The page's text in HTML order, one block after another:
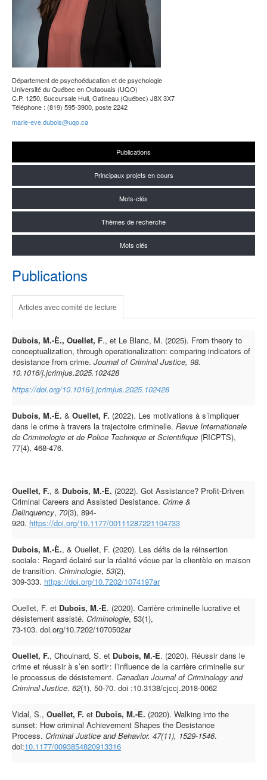
Département de psychoéducation et de psychologie
Université du Québec en Outaouais (UQO)
C.P. 1250, Succursale Hull, Gatineau (Québec) J8X 3X7
Téléphone : (819) 595-3900, poste 2242
marie-eve.dubois@uqo.ca
Publications
Principaux projets en cours
Mots-clés
Thèmes de recherche
Mots clés
Publications
Articles avec comité de lecture
Dubois, M.-È., Ouellet, F., et Le Blanc, M. (2025). From theory to
conceptualization, through operationalization: comparing indicators of
desistance from crime. Journal of Criminal Justice, 98.
10.1016/j.jcrimjus.2025.102428
https://doi.org/10.1016/j.jcrimjus.2025.102428
Dubois, M.-È. & Ouellet, F. (2022). Les motivations à s’impliquer
dans le crime à travers la trajectoire criminelle. Revue Internationale
de Criminologie et de Police Technique et Scientifique (RICPTS),
77(4), 468-476.
Ouellet, F., & Dubois, M.-È. (2022). Got Assistance? Profit-Driven
Criminal Careers and Assisted Desistance. Crime &
Delinquency, 70(3), 894-
920. https://doi.org/10.1177/00111287221104733
Dubois, M.-È., & Ouellet, F. (2020). Les défis de la réinsertion
sociale : Regard éclairé sur la réalité vécue par la clientèle en maison
de transition. Criminologie, 53(2),
309‑333. https://doi.org/10.7202/1074197ar
Ouellet, F. et Dubois, M.-È. (2020). Carrière criminelle lucrative et
désistement assisté. Criminologie, 53(1),
73‑103. doi.org/10.7202/1070502ar
Ouellet, F., Chouinard, S. et Dubois, M.-È. (2020). Réussir dans le
crime et réussir à s’en sortir : l’influence de la carrière criminelle sur
le processus de désistement. Canadian Journal of Criminology and
Criminal Justice. 62(1), 50-70. doi :10.3138/cjccj.2018-0062
Vidal, S., Ouellet, F. et Dubois, M.-E. (2020). Walking into the
sunset: How criminal Achievement Shapes the Desistance
Process. Criminal Justice and Behavior. 47(11), 1529-1546.
doi:10.1177/0093854820913316